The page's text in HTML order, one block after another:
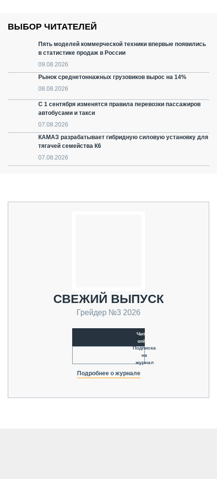
ВЫБОР ЧИТАТЕЛЕЙ
Пять моделей коммерческой техники впервые появились
в статистике продаж в России
09.08.2026
Рынок среднетоннажных грузовиков вырос на 14%
08.08.2026
С 1 сентября изменятся правила перевозки пассажиров
автобусами и такси
07.08.2026
КАМАЗ разрабатывает гибридную силовую установку для
тягачей семейства К6
07.08.2026
СВЕЖИЙ ВЫПУСК
Грейдер №3 2026
Читать
online
Подписка
на
журнал
Подробнее о журнале